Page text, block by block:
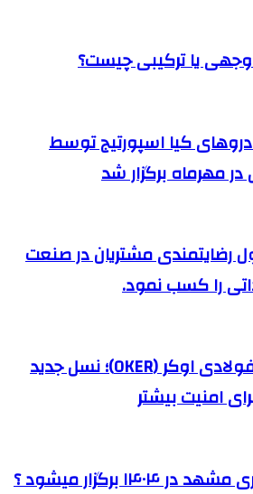
یا ترکیبی چیست؟
کیا اسپورتیج توسط
مهرماه برگزار شد
رضایتمندی مشتریان در صنعت
را کسب نمود.
معرفی کرکره فولادی اوکر (OKER)؛ نسل جدید
امنیت بیشتر
برگزار میشود ؟